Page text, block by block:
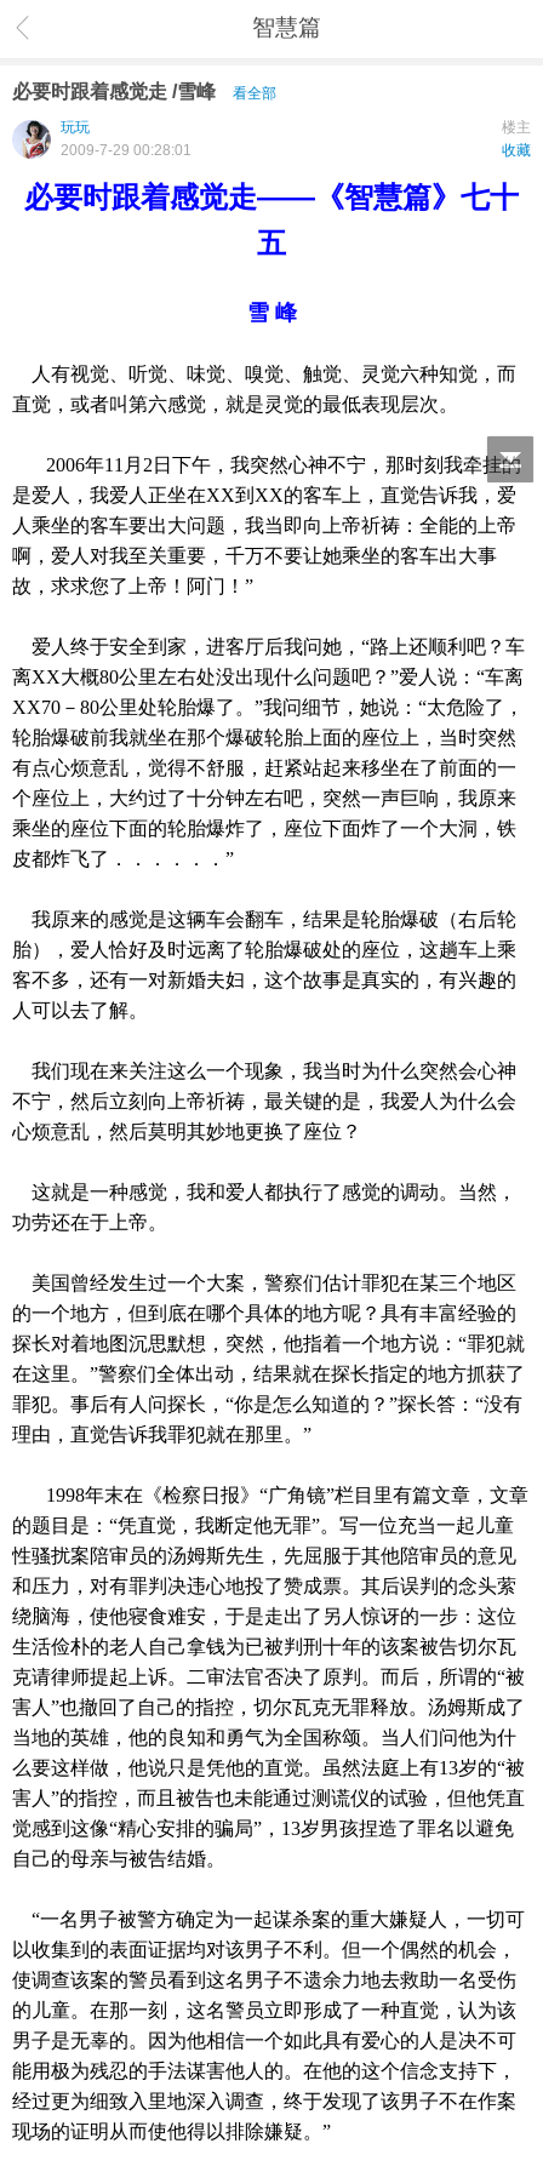
智慧篇
必要时跟着感觉走 /雪峰
看全部
楼主
玩玩
收藏
2009-7-29 00:28:01
必要时跟着感觉走——《智慧篇》七十
五
雪 峰
人有视觉、听觉、味觉、嗅觉、触觉、灵觉六种知觉，而
直觉，或者叫第六感觉，就是灵觉的最低表现层次。
2006年11 月 2 日 下午，我突然心神不宁，那时刻我牵挂的
是爱人，我爱人正坐在XX到 XX的客车上，直觉告诉我，爱
人乘坐的客车要出大问题，我当即向上帝祈祷：全能的上帝
啊，爱人对我至关重要，千万不要让她乘坐的客车出大事
故，求求您了上帝！阿门！”
爱人终于安全到家，进客厅后我问她，“路上还顺利吧？车
离XX大概80公里左右处没出现什么问题吧？”爱人说：“车离
XX70 － 80公里处轮胎爆了。”我问细节，她说：“太危险了，
轮胎爆破前我就坐在那个爆破轮胎上面的座位上，当时突然
有点心烦意乱，觉得不舒服，赶紧站起来移坐在了前面的一
个座位上，大约过了十分钟左右吧，突然一声巨响，我原来
乘坐的座位下面的轮胎爆炸了，座位下面炸了一个大洞，铁
皮都炸飞了．．．．．．”
我原来的感觉是这辆车会翻车，结果是轮胎爆破（右后轮
胎），爱人恰好及时远离了轮胎爆破处的座位，这趟车上乘
客不多，还有一对新婚夫妇，这个故事是真实的，有兴趣的
人可以去了解。
我们现在来关注这么一个现象，我当时为什么突然会心神
不宁，然后立刻向上帝祈祷，最关键的是，我爱人为什么会
心烦意乱，然后莫明其妙地更换了座位？
这就是一种感觉，我和爱人都执行了感觉的调动。当然，
功劳还在于上帝。
美国曾经发生过一个大案，警察们估计罪犯在某三个地区
的一个地方，但到底在哪个具体的地方呢？具有丰富经验的
探长对着地图沉思默想，突然，他指着一个地方说：“罪犯就
在这里。”警察们全体出动，结果就在探长指定的地方抓获了
罪犯。事后有人问探长，“你是怎么知道的？”探长答：“没有
理由，直觉告诉我罪犯就在那里。”
1998年末在《检察日报》 “广角镜”栏目里有篇文章，文章
的题目是： “凭直觉，我断定他无罪”。写一位充当一起儿童
性骚扰案陪审员的汤姆斯先生，先屈服于其他陪审员的意见
和压力，对有罪判决违心地投了赞成票。其后误判的念头萦
绕脑海，使他寝食难安，于是走出了另人惊讶的一步：这位
生活俭朴的老人自己拿钱为已被判刑十年的该案被告切尔瓦
克请律师提起上诉。二审法官否决了原判。而后，所谓的“被
害人 ”也撤回了自己的指控，切尔瓦克无罪释放。汤姆斯成了
当地的英雄，他的良知和勇气为全国称颂。当人们问他为什
么要这样做，他说只是凭他的直觉。虽然法庭上有13岁的“被
害人 ”的指控，而且被告也未能通过测谎仪的试验，但他凭直
觉感到这像“精心安排的骗局” ， 13岁男孩捏造了罪名以避免
自己的母亲与被告结婚。
“一名男子被警方确定为一起谋杀案的重大嫌疑人，一切可
以收集到的表面证据均对该男子不利。但一个偶然的机会，
使调查该案的警员看到这名男子不遗余力地去救助一名受伤
的儿童。在那一刻，这名警员立即形成了一种直觉，认为该
男子是无辜的。因为他相信一个如此具有爱心的人是决不可
能用极为残忍的手法谋害他人的。在他的这个信念支持下，
经过更为细致入里地深入调查，终于发现了该男子不在作案
现场的证明从而使他得以排除嫌疑。”